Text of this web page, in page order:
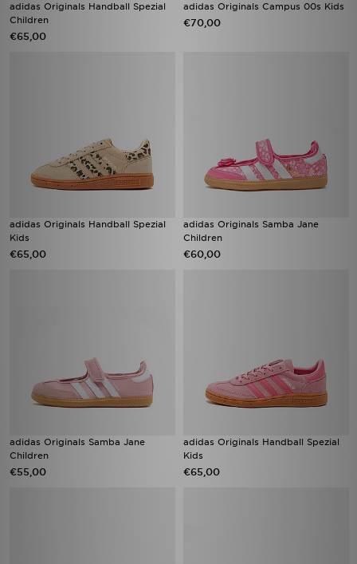
adidas Originals Handball Spezial
Children
€65,00
adidas Originals Campus 00s Kids
€70,00
adidas Originals Handball Spezial
Kids
€65,00
adidas Originals Samba Jane
Children
€60,00
adidas Originals Samba Jane
Children
€55,00
adidas Originals Handball Spezial
Kids
€65,00